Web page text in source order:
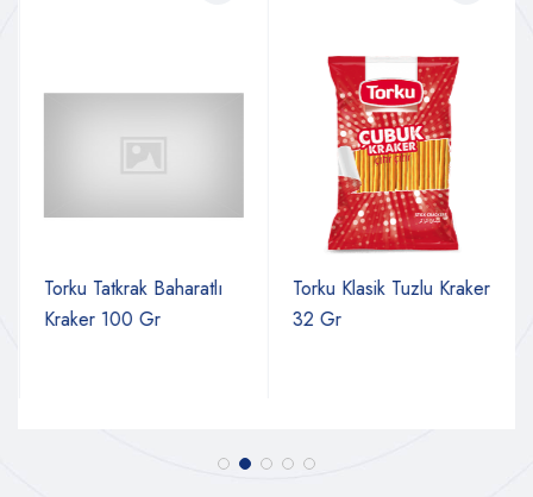
Torku Tatkrak Baharatlı
Kraker 100 Gr
Torku Klasik Tuzlu Kraker
32 Gr